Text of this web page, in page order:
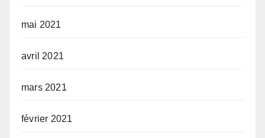
mai 2021
avril 2021
mars 2021
février 2021